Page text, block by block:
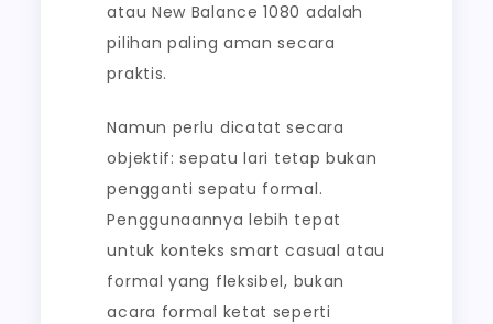
atau New Balance 1080 adalah
pilihan paling aman secara
praktis.
Namun perlu dicatat secara
objektif: sepatu lari tetap bukan
pengganti sepatu formal.
Penggunaannya lebih tepat
untuk konteks smart casual atau
formal yang fleksibel, bukan
acara formal ketat seperti